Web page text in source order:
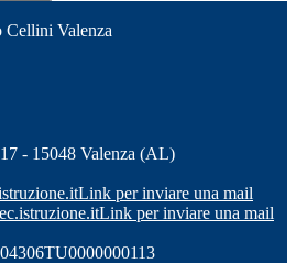
Cellini Valenza
- 15048 Valenza (AL)
Link per inviare una mail
Link per inviare una mail